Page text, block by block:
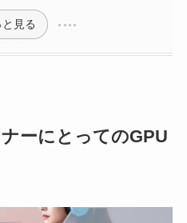
と見る
ーにとってのGPU